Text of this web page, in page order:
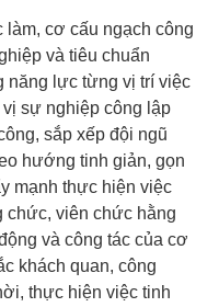
làm, cơ cấu ngạch công
và tiêu chuẩn
năng lực từng vị trí việc
sự nghiệp công lập
sắp xếp đội ngũ
hướng tinh giản, gọn
mạnh thực hiện việc
chức, viên chức hằng
và công tác của cơ
khách quan, công
thực hiện việc tinh